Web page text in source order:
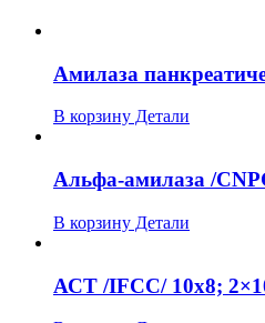
Амилаза
В корзину Детали
Альфа-амилаза /
В корзину Детали
АСТ /IFCC/ 10х8;